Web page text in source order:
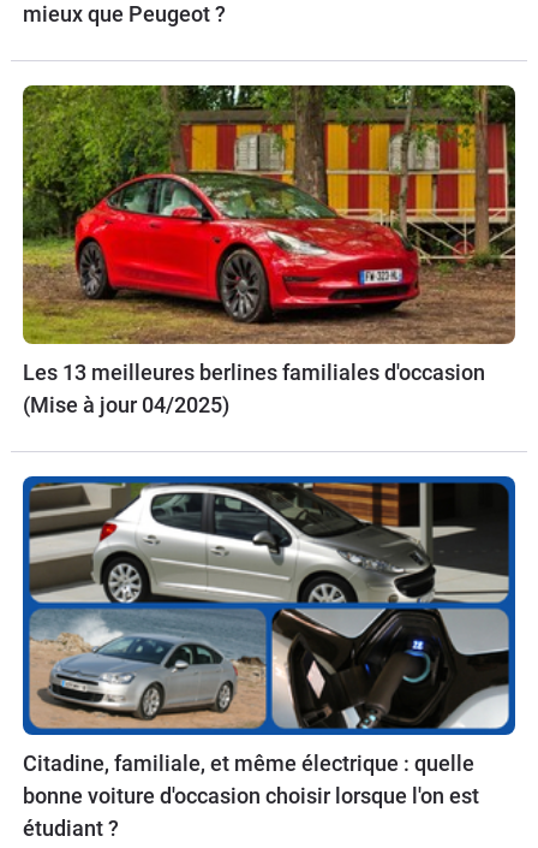
mieux que Peugeot ?
Les 13 meilleures berlines familiales d'occasion
(Mise à jour 04/2025)
Citadine, familiale, et même électrique : quelle
bonne voiture d'occasion choisir lorsque l'on est
étudiant ?